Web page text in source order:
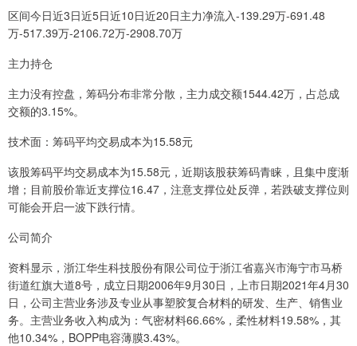
区间今日近3日近5日近10日近20日主力净流入-139.29万-691.48
万-517.39万-2106.72万-2908.70万
主力持仓
主力没有控盘，筹码分布非常分散，主力成交额1544.42万，占总成
交额的3.15%。
技术面：筹码平均交易成本为15.58元
该股筹码平均交易成本为15.58元，近期该股获筹码青睐，且集中度渐
增；目前股价靠近支撑位16.47，注意支撑位处反弹，若跌破支撑位则
可能会开启一波下跌行情。
公司简介
资料显示，浙江华生科技股份有限公司位于浙江省嘉兴市海宁市马桥
街道红旗大道8号，成立日期2006年9月30日，上市日期2021年4月30
日，公司主营业务涉及专业从事塑胶复合材料的研发、生产、销售业
务。主营业务收入构成为：气密材料66.66%，柔性材料19.58%，其
他10.34%，BOPP电容薄膜3.43%。